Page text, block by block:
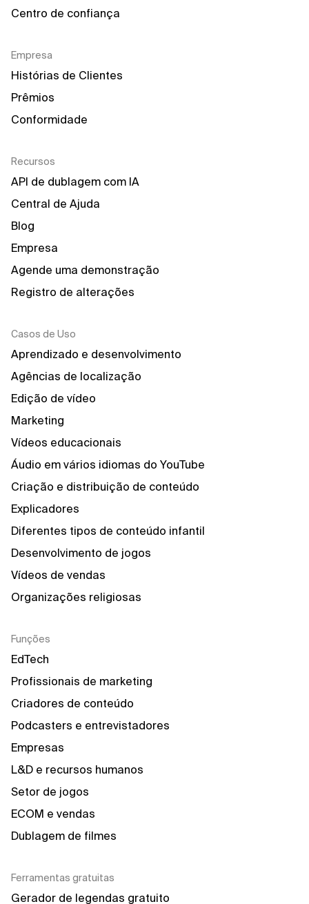
Centro de confiança
Empresa
Histórias de Clientes
Prêmios
Conformidade
Recursos
API de dublagem com IA
Central de Ajuda
Blog
Empresa
Agende uma demonstração
Registro de alterações
Casos de Uso
Aprendizado e desenvolvimento
Agências de localização
Edição de vídeo
Marketing
Vídeos educacionais
Áudio em vários idiomas do YouTube
Criação e distribuição de conteúdo
Explicadores
Diferentes tipos de conteúdo infantil
Desenvolvimento de jogos
Vídeos de vendas
Organizações religiosas
Funções
EdTech
Profissionais de marketing
Criadores de conteúdo
Podcasters e entrevistadores
Empresas
L&D e recursos humanos
Setor de jogos
ECOM e vendas
Dublagem de filmes
Ferramentas gratuitas
Gerador de legendas gratuito